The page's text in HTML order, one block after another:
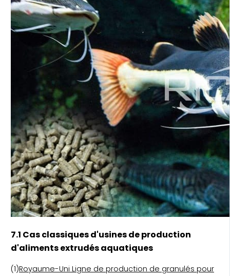
7.1 Cas classiques d'usines de production
d'aliments extrudés aquatiques
(1)Royaume-Uni Ligne de production de granulés pour